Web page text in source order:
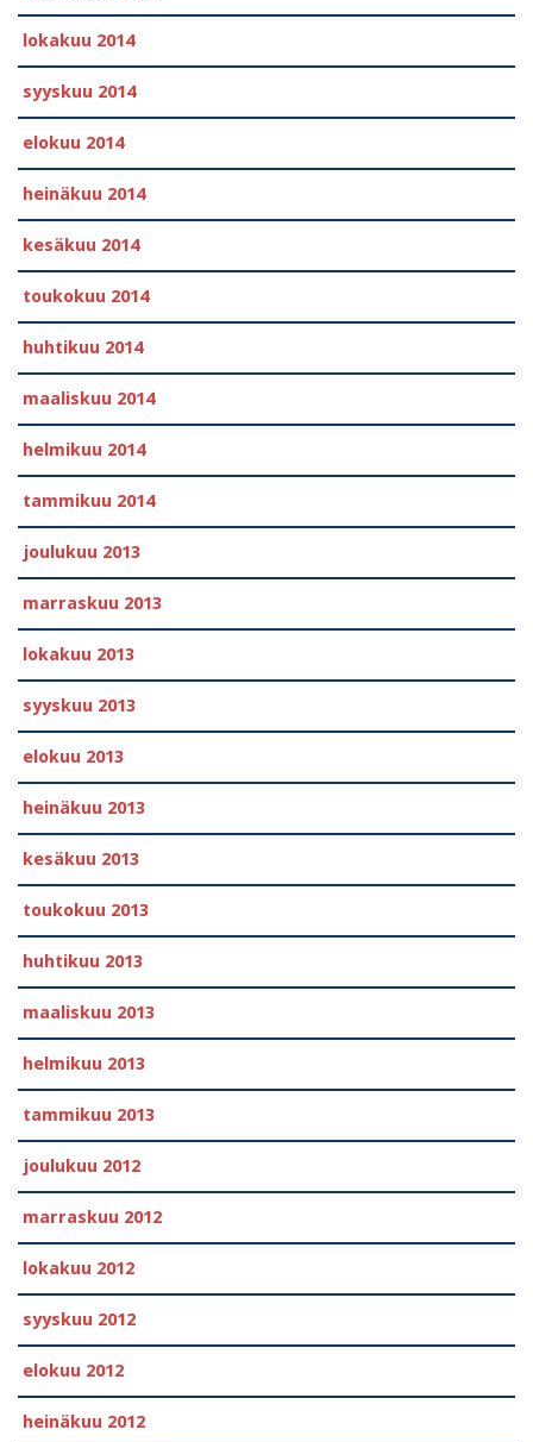
lokakuu 2014
syyskuu 2014
elokuu 2014
heinäkuu 2014
kesäkuu 2014
toukokuu 2014
huhtikuu 2014
maaliskuu 2014
helmikuu 2014
tammikuu 2014
joulukuu 2013
marraskuu 2013
lokakuu 2013
syyskuu 2013
elokuu 2013
heinäkuu 2013
kesäkuu 2013
toukokuu 2013
huhtikuu 2013
maaliskuu 2013
helmikuu 2013
tammikuu 2013
joulukuu 2012
marraskuu 2012
lokakuu 2012
syyskuu 2012
elokuu 2012
heinäkuu 2012